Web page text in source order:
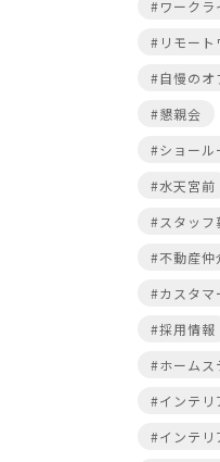
#ワークラ
#リモート
#自慢のオ
#懇親会
#ショール
#水天宮前
#スタッフ
#不動産仲
#カスタマ
#採用情報
#ホームス
#インテリ
#インテリ